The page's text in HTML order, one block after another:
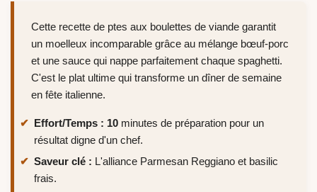
Cette recette de ptes aux boulettes de viande garantit
un moelleux incomparable grâce au mélange bœuf-porc
et une sauce qui nappe parfaitement chaque spaghetti.
C'est le plat ultime qui transforme un dîner de semaine
en fête italienne.
Effort/Temps : 10 minutes de préparation pour un
résultat digne d'un chef.
Saveur clé : L'alliance Parmesan Reggiano et basilic
frais.